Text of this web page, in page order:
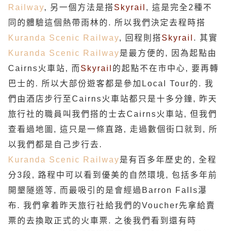
Railway, 另一個方法是搭Skyrail , 這是完全 2種不
同的體驗這個熱帶雨林的 . 所以我們決定去程時搭
Kuranda Scenic Railway, 回程則搭Skyrail . 其實
Kuranda Scenic Railway是最方便的 ,
因為起點由
Cairns 火車站, 而 Skyrail 的起點不在市中心, 要再轉
巴士的 . 所以大部份遊客都是參加 Local Tour的 . 我
們由酒店步行至Cairns 火車站都只是十多分鐘,
昨天
旅行社的職員叫我們搭的士去Cairns 火車站, 但我們
查看過地圖 , 這只是一條直路, 走過數個街口就到 , 所
以我們都是自己步行去.
Kuranda Scenic Railway是有百多年歷史的 , 全程
分3段, 路程中可以看到優美的自然環境 , 包括多年前
開墾隧道等 , 而最吸引的是會經過Barron Falls瀑
布 . 我們拿着昨天旅行社給我們的Voucher先拿給賣
票的去換取正式的火車票. 之後我們看到還有時